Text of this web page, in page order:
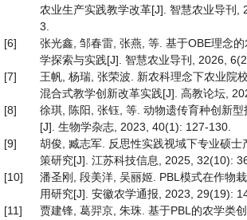
农业生产实践教学改革[J]. 智慧农业导刊,
3.
[6]
张光鑫, 邹春雷, 张燕, 等. 基于OBE理念
学探索与实践[J]. 智慧农业导刊, 2026,
[7]
王帆, 杨瑞, 张荣波. 新农科理念下农业院
混合式教学创新改革实践[J]. 高教论坛,
[8]
徐琪, 陈阳, 张钰, 等. 动物遗传育种创新
[J]. 生物学杂志, 2023, 40(1): 127-130.
[9]
胡俊, 臧志军. 反思性实践视域下专业硕士
策研究[J]. 江苏科技信息, 2025, 32(10):
[10]
潘圣刚, 段美洋, 吴丽姬. PBL模式在作物
用研究[J]. 安徽农学通报, 2023, 29(19):
[11]
贾建锋, 葛羿京, 朱珠. 基于PBL的农学类